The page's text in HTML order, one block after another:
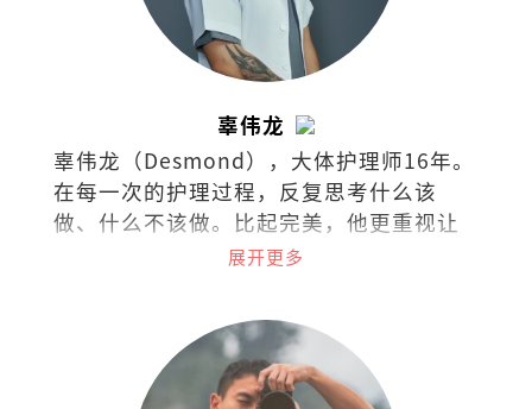
辜伟龙
辜伟龙（Desmond），大体护理师16年。
在每一次的护理过程，反复思考什么该
做、什么不该做。比起完美，他更重视让
逝者保有最熟悉的模样，在克制与取舍之
展开更多